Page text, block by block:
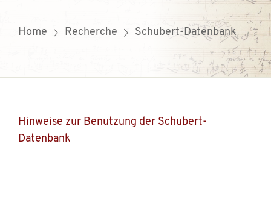
Home Recherche Schubert-Datenbank
Hinweise zur Benutzung der Schubert-
Datenbank